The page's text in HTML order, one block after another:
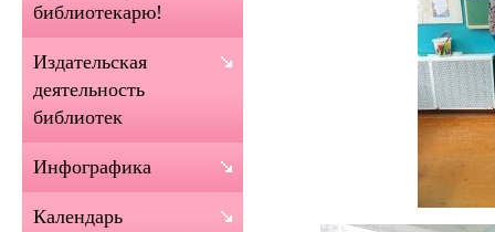
библиотекарю!
Издательская
деятельность
библиотек
Инфографика
Календарь